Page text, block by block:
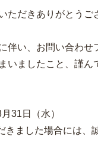
ただきありがとうご
伴い、お問い合わ
いましたこと、謹ん
31日（水）
ました場合には、